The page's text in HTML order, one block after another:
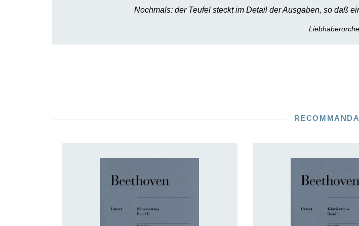
Nochmals: der Teufel steckt im Detail der Ausgaben, so daß